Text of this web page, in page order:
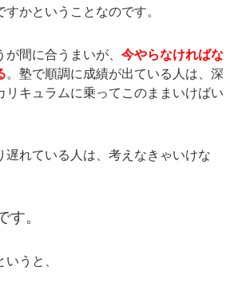
すかということなのです。
が間に合うまいが、 今やらなければな
。塾で順調に成績が出ている人は、深
リキュラムに乗ってこのままいけばい
遅れている人は、考えなきゃいけな
す。
うと、